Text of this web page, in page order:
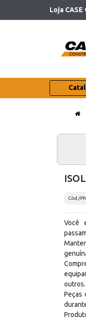
Loja
Cód./PN
Você
outros.
Peças